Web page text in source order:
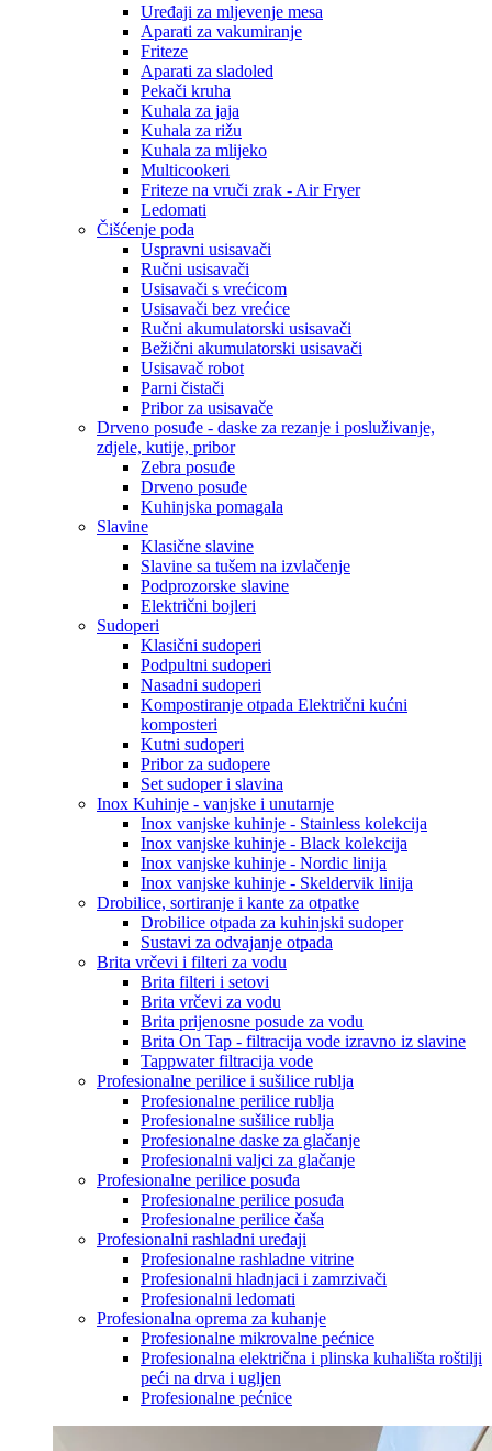
Uređaji za mljevenje mesa
Aparati za vakumiranje
Friteze
Aparati za sladoled
Pekači kruha
Kuhala za jaja
Kuhala za rižu
Kuhala za mlijeko
Multicookeri
Friteze na vruči zrak - Air Fryer
Ledomati
Čišćenje poda
Uspravni usisavači
Ručni usisavači
Usisavači s vrećicom
Usisavači bez vrećice
Ručni akumulatorski usisavači
Bežični akumulatorski usisavači
Usisavač robot
Parni čistači
Pribor za usisavače
Drveno posuđe - daske za rezanje i posluživanje,
zdjele, kutije, pribor
Zebra posuđe
Drveno posuđe
Kuhinjska pomagala
Slavine
Klasične slavine
Slavine sa tušem na izvlačenje
Podprozorske slavine
Električni bojleri
Sudoperi
Klasični sudoperi
Podpultni sudoperi
Nasadni sudoperi
Kompostiranje otpada Električni kućni
komposteri
Kutni sudoperi
Pribor za sudopere
Set sudoper i slavina
Inox Kuhinje - vanjske i unutarnje
Inox vanjske kuhinje - Stainless kolekcija
Inox vanjske kuhinje - Black kolekcija
Inox vanjske kuhinje - Nordic linija
Inox vanjske kuhinje - Skeldervik linija
Drobilice, sortiranje i kante za otpatke
Drobilice otpada za kuhinjski sudoper
Sustavi za odvajanje otpada
Brita vrčevi i filteri za vodu
Brita filteri i setovi
Brita vrčevi za vodu
Brita prijenosne posude za vodu
Brita On Tap - filtracija vode izravno iz slavine
Tappwater filtracija vode
Profesionalne perilice i sušilice rublja
Profesionalne perilice rublja
Profesionalne sušilice rublja
Profesionalne daske za glačanje
Profesionalni valjci za glačanje
Profesionalne perilice posuđa
Profesionalne perilice posuđa
Profesionalne perilice čaša
Profesionalni rashladni uređaji
Profesionalne rashladne vitrine
Profesionalni hladnjaci i zamrzivači
Profesionalni ledomati
Profesionalna oprema za kuhanje
Profesionalne mikrovalne pećnice
Profesionalna električna i plinska kuhališta roštilji
peći na drva i ugljen
Profesionalne pećnice